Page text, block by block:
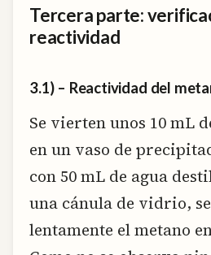
Tercera parte:
reactividad
3.1) – Reactividad del
Se vierten unos 10 mL
en un vaso de
con 50 mL de agua
una cánula de vidrio,
lentamente el metano